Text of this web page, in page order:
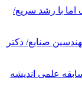
با رشد سریع/
صنایع/ دکتر
علمی اندیشه